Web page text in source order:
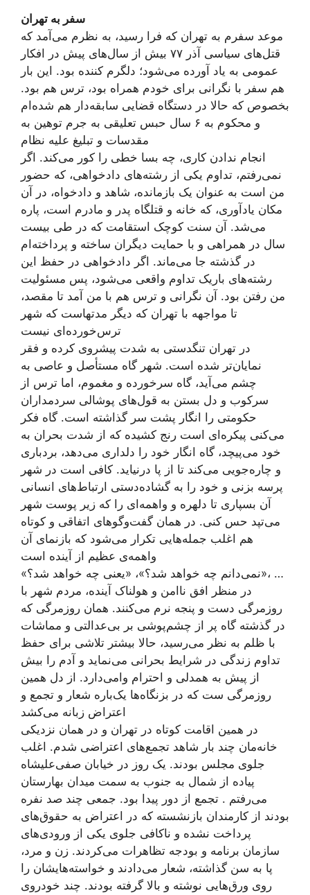
سفر به تهران
موعد سفرم به تهران که فرا رسید، به نظرم می‌آمد که
قتل‌های سیاسی آذر ۷۷ بیش از سال‌های پیش در افکار
عمومی به یاد آورده می‌شود؛ دلگرم کننده بود. این بار
هم سفر با نگرانی برای خودم همراه بود، ترس هم بود.
بخصوص که حالا در دستگاه قضایی سابقه‌دار هم شده‌ام
و محکوم به ۶ سال حبس تعلیقی به جرم توهین به
مقدسات و تبلیغ علیه نظام
انجام ندادن کاری، چه بسا خطی را کور می‌کند. اگر
نمی‌رفتم، تداوم یکی از رشته‌های دادخواهی، که حضور
من است به عنوان یک بازمانده، شاهد و دادخواه، در آن
مکان یادآوری، که خانه و قتلگاه پدر و مادرم است، پاره
می‌شد. آن سنت کوچک استقامت که در طی بیست
سال در همراهی و با حمایت دیگران ساخته و پرداخته‌ام
در گذشته جا می‌ماند. اگر دادخواهی در حفظ این
رشته‌های باریک تداوم واقعی می‌شود، پس مسئولیت
من رفتن بود. آن نگرانی و ترس هم با من آمد تا مقصد،
تا مواجهه با تهران که دیگر مدتهاست که شهر
ترس‌خورده‌ای نیست
در تهران تنگدستی به شدت پیشروی کرده و فقر
نمایان‌تر شده است. شهر گاه مستأصل و عاصی به
چشم می‌آید، گاه سرخورده و مغموم، اما ترس از
سرکوب و دل بستن به قول‌های پوشالی سردمداران
حکومتی را انگار پشت سر گذاشته است. گاه فکر
می‌کنی پیکره‌ای است رنج کشیده که از شدت بحران به
خود می‌پیچد، گاه انگار خود را دلداری می‌دهد، بردباری
و چاره‌جویی می‌کند تا از پا درنیاید. کافی ا‌ست در شهر
پرسه بزنی و خود را به گشاده‌دستی ارتباط‌های انسانی
آن بسپاری تا دلهره‌ و واهمه‌ای را که زیر پوست شهر
می‌تپد حس کنی. در همان گفت‌وگوهای اتفاقی و کوتاه
هم اغلب جمله‌هایی تکرار می‌شود که بازنمای آن
واهمه‌ی عظیم از آینده است
«نمی‌دانم چه خواهد شد؟»، «یعنی چه خواهد شد؟»، …
در منظر افق ناامن و هولناک آینده، مردم شهر با
روزمرگی دست و پنجه نرم می‌کنند. همان روزمرگی که
در گذشته گاه پر از چشم‌پوشی بر بی‌عدالتی و مماشات
با ظلم به نظر می‌رسید، حالا بیشتر تلاشی برای حفظ
تداوم زندگی در شرایط بحرانی می‌نماید و آدم را بیش
از پیش به همدلی و احترام وامی‌دارد. از دل همین
روزمرگی ست که در بزنگاه‌ها یک‌باره شعار و تجمع و
اعتراض زبانه می‌کشد
در همین اقامت کوتاه در تهران و در همان نزدیکی
خانه‌مان چند بار شاهد تجمع‌های اعتراضی شدم. اغلب
جلوی مجلس بودند. یک روز در خیابان صفی‌علیشاه
پیاده از شمال به جنوب به سمت میدان بهارستان
می‌رفتم . تجمع از دور پیدا بود. جمعی چند صد نفره
بودند از کارمندان بازنشسته که در اعتراض به حقوق‌های
پرداخت نشده و ناکافی جلوی یکی از ورودی‌های
سازمان برنامه و بودجه تظاهرات می‌کردند. زن و مرد،
پا به سن گذاشته، شعار می‌دادند و خواسته‌هایشان را
روی ورق‌هایی نوشته و بالا گرفته بودند. چند خودروی